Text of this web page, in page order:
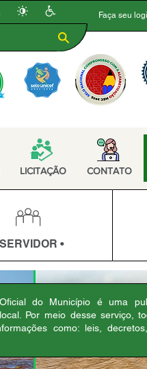
Faça seu
LICITAÇÃO CONTATO
SERVIDOR •
do Município é uma
Por meio desse serviço,
como: leis,